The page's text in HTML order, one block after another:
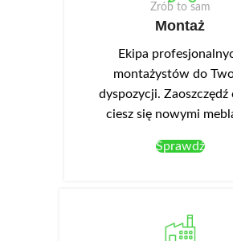
Zrób to sam
Montaż
Ekipa
montażystów do
dyspozycji. Zaoszczędź
ciesz się nowymi
Sprawdź